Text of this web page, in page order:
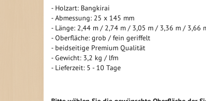
- Holzart: Bangkirai
- Abmessung: 25 x 145 mm
- Länge: 2,44 m / 2,74 m / 3,05 m / 3,36 m / 3,66
- Oberfläche: grob / fein geriffelt
- beidseitige Premium Qualität
- Gewicht: 3,2 kg / lfm
- Lieferzeit: 5 - 10 Tage